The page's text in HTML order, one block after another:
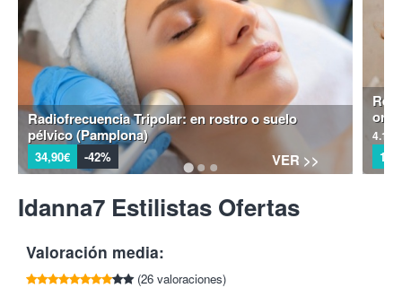
entre ingeniería técnica y salud capilar.
Idanna7 estilistas.
Centro de belleza muy bien ubicado que se
ocupa por ofrecer las últimas tendencias, creando nuevas
formas e innovando en diferentes estilos. Todo lo que buscas
para ese tan anhelado cambio de look está acá, en manos de
los mejores profesionales.
¡Cabello liso y perfecto con Colectivia!
centro.
Para hacer uso de tu cupón, solo tienes que descargarlo y
presentarlo en el comercio.
Radiofrecuencia Tripolar: en rostro o suelo
pélvico (Pamplona)
34,90€ -42% VER >>
4.1
Idanna7 Estilistas Ofertas
Valoración media:
(26 valoraciones)